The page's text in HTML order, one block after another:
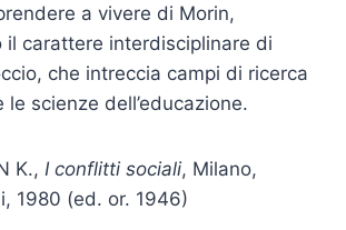
a vivere di Morin,
il carattere interdisciplinare di
che intreccia campi di ricerca
scienze dell’educazione.
K., I conflitti sociali, Milano,
1980 (ed. or. 1946)